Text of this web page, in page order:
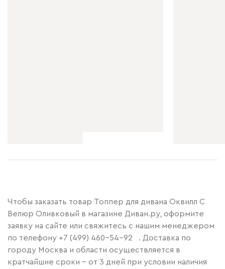
Чтобы заказать товар Топпер для дивана Оквилл С
Велюр Оливковый в магазине Диван.ру, оформите
заявку на сайте или свяжитесь с нашим менеджером
по телефону +7 (499) 460-54-92
. Доставка по
городу Москва и области осуществляется в
кратчайшие сроки – от 3 дней при условии наличия